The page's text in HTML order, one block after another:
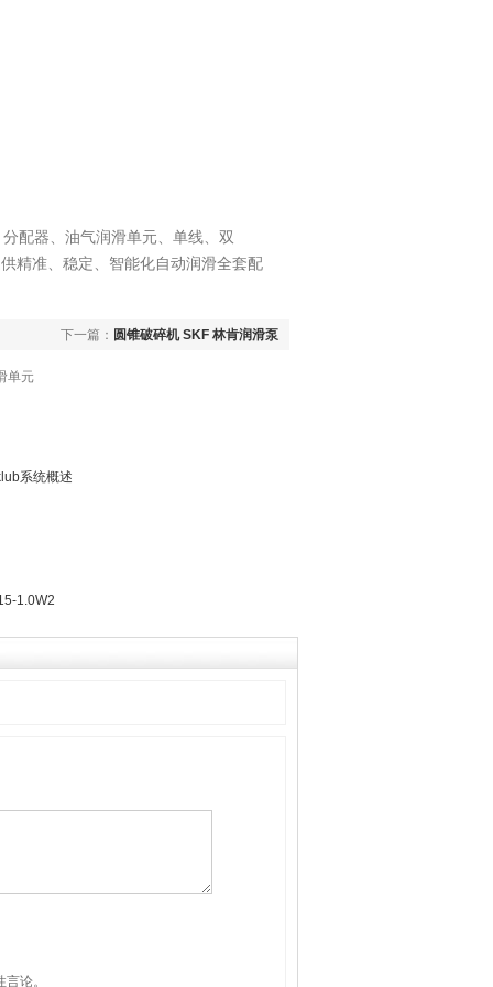
分配器、油气润滑单元、单线、双
精准、稳定、智能化自动润滑全套配
下一篇： 圆锥破碎机 SKF 林肯润滑泵
单元
系统概述
1.0W2
论。